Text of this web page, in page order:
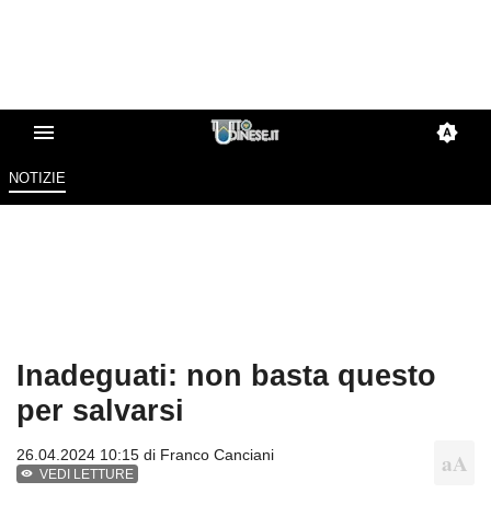
NOTIZIE
Inadeguati: non basta questo
per salvarsi
26.04.2024 10:15 di Franco Canciani
VEDI LETTURE